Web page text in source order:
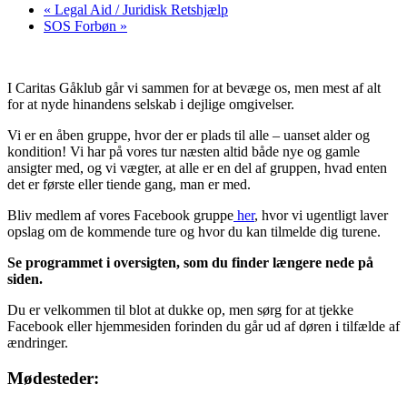
« Legal Aid / Juridisk Retshjælp
SOS Forbøn »
I Caritas Gåklub går vi sammen for at bevæge os, men mest af alt
for at nyde hinandens selskab i dejlige omgivelser.
Vi er en åben gruppe, hvor der er plads til alle – uanset alder og
kondition! Vi har på vores tur næsten altid både nye og gamle
ansigter med, og vi vægter, at alle er en del af gruppen, hvad enten
det er første eller tiende gang, man er med.
Bliv medlem af vores Facebook gruppe her, hvor vi ugentligt laver
opslag om de kommende ture og hvor du kan tilmelde dig turene.
Se programmet i oversigten, som du finder længere nede på
siden.
Du er velkommen til blot at dukke op, men sørg for at tjekke
Facebook eller hjemmesiden forinden du går ud af døren i tilfælde af
ændringer.
Mødesteder: